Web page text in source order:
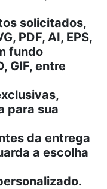
solicitados,
PDF, AI, EPS,
fundo
GIF, entre
para sua
da entrega
a escolha